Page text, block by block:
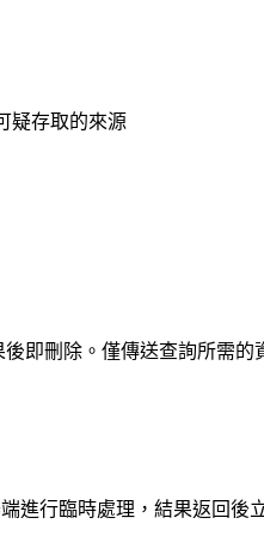
疑存取的來源
即刪除。僅傳送查詢所需的
進行臨時處理，結果返回後